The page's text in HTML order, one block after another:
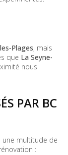
Plages, mais
que La Seyne-
nous
PAR BC
une multitude de
: